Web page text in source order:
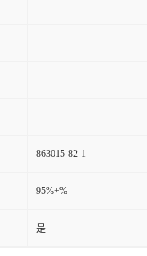
863015-82-1
95%+%
是